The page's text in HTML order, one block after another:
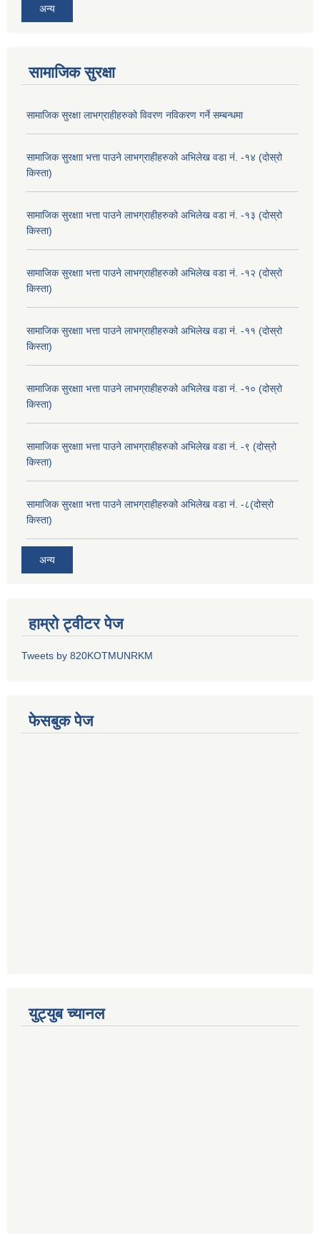
अन्य
सामाजिक सुरक्षा
सामाजिक सुरक्षा लाभग्राहीहरुको विवरण नविकरण गर्ने सम्बन्धमा
सामाजिक सुरक्षाा भत्ता पाउने लाभग्राहीहरुको अभिलेख वडा नं. -१४ (दोस्रो
किस्ता)
सामाजिक सुरक्षाा भत्ता पाउने लाभग्राहीहरुको अभिलेख वडा नं. -१३ (दोस्रो
किस्ता)
सामाजिक सुरक्षाा भत्ता पाउने लाभग्राहीहरुको अभिलेख वडा नं. -१२ (दोस्रो
किस्ता)
सामाजिक सुरक्षाा भत्ता पाउने लाभग्राहीहरुको अभिलेख वडा नं. -११ (दोस्रो
किस्ता)
सामाजिक सुरक्षाा भत्ता पाउने लाभग्राहीहरुको अभिलेख वडा नं. -१० (दोस्रो
किस्ता)
सामाजिक सुरक्षाा भत्ता पाउने लाभग्राहीहरुको अभिलेख वडा नं. -९ (दोस्रो
किस्ता)
सामाजिक सुरक्षाा भत्ता पाउने लाभग्राहीहरुको अभिलेख वडा नं. -८(दोस्रो
किस्ता)
अन्य
हाम्रो ट्वीटर पेज
Tweets by 820KOTMUNRKM
फेसबुक पेज
युट्युब च्यानल